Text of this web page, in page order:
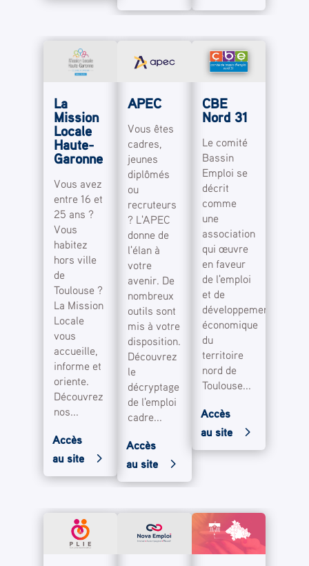
La
Mission
Locale
Haute-
Garonne
Vous avez
entre 16 et
25 ans ?
Vous
habitez
hors ville
de
Toulouse ?
La Mission
Locale
vous
accueille,
informe et
oriente.
Découvrez
nos...
Accès
au site
APEC
Vous êtes
cadres,
jeunes
diplômés
ou
recruteurs
? L'APEC
donne de
l'élan à
votre
avenir. De
nombreux
outils sont
mis à votre
disposition.
Découvrez
le
décryptage
de l'emploi
cadre...
Accès
au site
CBE
Nord 31
Le comité
Bassin
Emploi se
décrit
comme
une
association
qui œuvre
en faveur
de l'emploi
et de
développement
économique
du
territoire
nord de
Toulouse...
Accès
au site